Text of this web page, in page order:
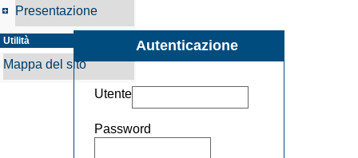
Presentazione
Utilità
Mappa del sito
Autenticazione
Utente
Password